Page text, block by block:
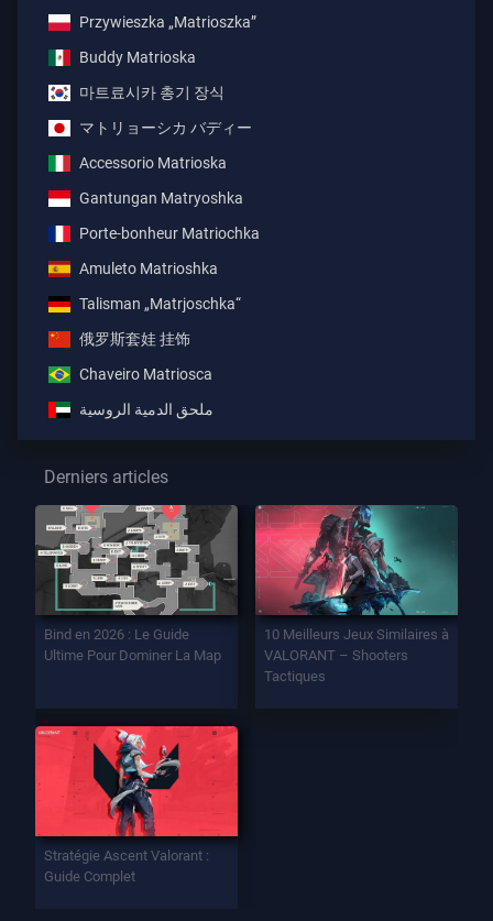
Przywieszka „Matrioszka”
Buddy Matrioska
마트료시카 총기 장식
マトリョーシカ バディー
Accessorio Matrioska
Gantungan Matryoshka
Porte-bonheur Matriochka
Amuleto Matrioshka
Talisman „Matrjoschka“
俄罗斯套娃 挂饰
Chaveiro Matriosca
ملحق الدمية الروسية
Derniers articles
Bind en 2026 : Le Guide
Ultime Pour Dominer La Map
10 Meilleurs Jeux Similaires à
VALORANT – Shooters
Tactiques
Stratégie Ascent Valorant :
Guide Complet